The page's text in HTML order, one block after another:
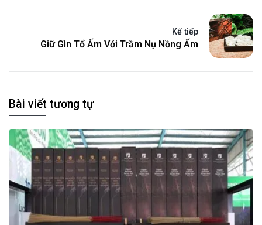
Kế tiếp
Giữ Gìn Tổ Ấm Với Trầm Nụ Nồng Ấm
Bài viết tương tự